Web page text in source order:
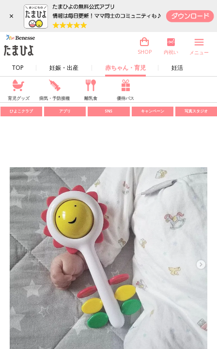
×
TOP 妊娠・出産 赤ちゃん・育児 妊活
SHOP 内祝い メニュー
育児グッズ 病気・予防接種 離乳食 優待パス
ひよこクラブ アプリ SNS キャンペーン 写真スタジオ